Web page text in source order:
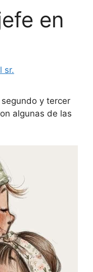
en
sr.
y tercer
algunas de las